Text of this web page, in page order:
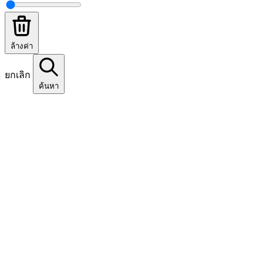
ล้างค่า
ยกเลิก
ค้นหา